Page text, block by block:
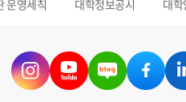
운영세칙 대학정보공시 대